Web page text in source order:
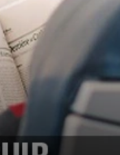
ESTILO DE VIDA
VER MÁS